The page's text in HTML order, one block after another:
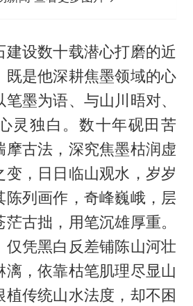
建设数十载潜心打磨的近
既是他深耕焦墨领域的心
墨为语、与山川晤对、
灵独白。数十年砚田苦
摩古法，深究焦墨枯润虚
变，日日临山观水，岁岁
陈列画作，奇峰巍峨，层
古拙，用笔沉雄厚重。
仅凭黑白反差铺陈山河壮
漓，依靠枯笔肌理尽显山
植传统山水法度，却不困